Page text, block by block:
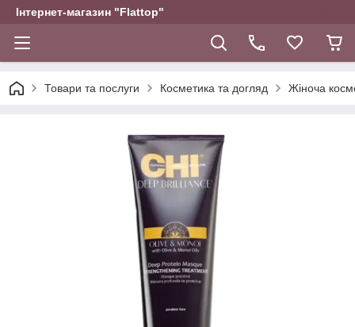
Інтернет-магазин "Flattop"
Товари та послуги Косметика та догляд Жіноча